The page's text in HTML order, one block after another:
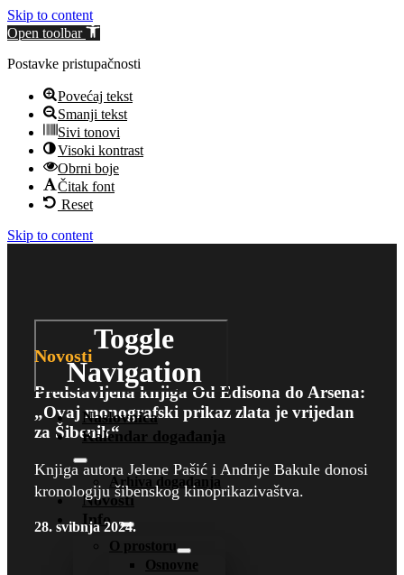
Skip to content
Open toolbar
Postavke pristupačnosti
Povećaj tekst
Smanji tekst
Sivi tonovi
Visoki kontrast
Obrni boje
Čitak font
Reset
Skip to content
Toggle
Navigation
Naslovnica
Kalendar događanja
Arhiva događanja
Novosti
Info
O prostoru
Osnovne
Novosti
Predstavljena knjiga Od Edisona do Arsena:
„Ovaj monografski prikaz zlata je vrijedan
za Šibenik“
Knjiga autora Jelene Pašić i Andrije Bakule donosi
kronologiju šibenskog kinoprikazivaštva.
28. svibnja 2024.